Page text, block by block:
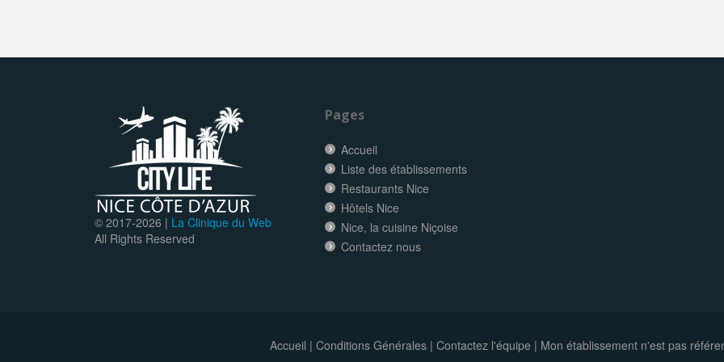
© 2017-2026 | La Clinique du Web
All Rights Reserved
Pages
Accueil
Liste des établissements
Restaurants Nice
Hôtels Nice
Nice, la cuisine Niçoise
Contactez nous
Accueil | Conditions Générales| Contactez l'équipe | Mon établissement n'est pas